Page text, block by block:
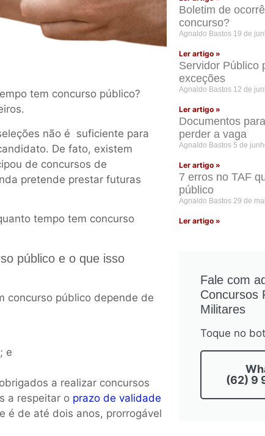
tem concurso público?
não é suficiente para
De fato, existem
de concursos de
pretende prestar futuras
tempo tem concurso
público e o que isso
concurso público depende de
e
a realizar concursos
a respeitar o prazo de validade
é de até dois anos, prorrogável
Boletim de
concurso?
Agnaldo Bastos 19 de
Ler artigo »
Servidor Público
exceções
Agnaldo Bastos 12 de
Ler artigo »
Documentos
perder a vaga
Agnaldo Bastos 5 de
Ler artigo »
7 erros no TAF
público
Agnaldo Bastos 29 de
Ler artigo »
Fale com
Concursos
Militares
Toque no
(62) 9